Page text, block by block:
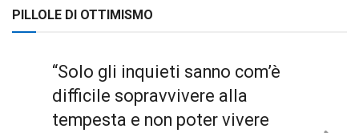
PILLOLE DI OTTIMISMO
“Solo gli inquieti sanno com’è
difficile sopravvivere alla
tempesta e non poter vivere